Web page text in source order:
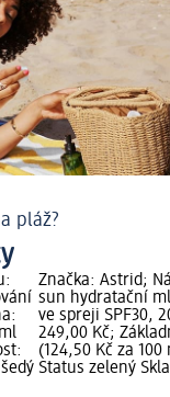
pláž?
Značka: Astrid;
sun hydratační
ve spreji SPF30,
249,00 Kč;
(124,50 Kč za
Status zelený